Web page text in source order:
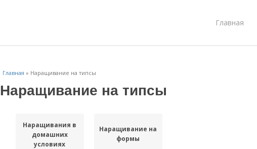
Главная
Главная » Наращивание на типсы
Наращивание на типсы
Наращивания в
домашних
условиях
Наращивание на
формы